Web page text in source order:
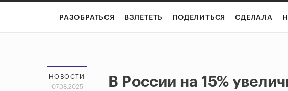
РАЗОБРАТЬСЯ ВЗЛЕТЕТЬ ПОДЕЛИТЬСЯ СДЕЛАЛА
НОВОСТИ
07.08.2025
В России на 15%